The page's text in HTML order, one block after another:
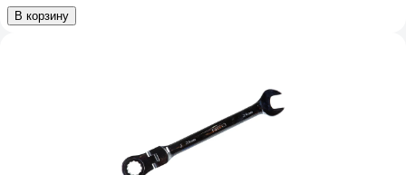
В корзину